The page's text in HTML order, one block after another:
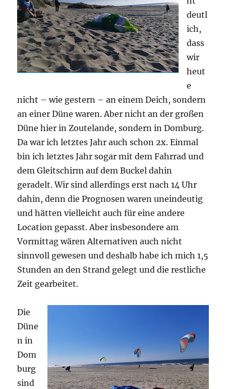
deutl
ich,
dass
wir
heut
e
nicht – wie gestern – an einem Deich, sondern
an einer Düne waren. Aber nicht an der großen
Düne hier in Zoutelande, sondern in Domburg.
Da war ich letztes Jahr auch schon 2x. Einmal
bin ich letztes Jahr sogar mit dem Fahrrad und
dem Gleitschirm auf dem Buckel dahin
geradelt. Wir sind allerdings erst nach 14 Uhr
dahin, denn die Prognosen waren uneindeutig
und hätten vielleicht auch für eine andere
Location gepasst. Aber insbesondere am
Vormittag wären Alternativen auch nicht
sinnvoll gewesen und deshalb habe ich mich 1,5
Stunden an den Strand gelegt und die restliche
Zeit gearbeitet.
Die
Düne
n in
Dom
burg
sind